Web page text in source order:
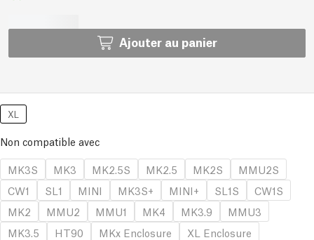
Ajouter au panier
XL
Non compatible avec
MK3S
MK3 MK2.5S MK2.5 MK2S
MMU2S
CW1
SL1 MINI MK3S+ MINI+ SL1S
CW1S
MK2
MMU2 MMU1 MK4 MK3.9
MMU3
MK3.5
HT90 MKx Enclosure
XL Enclosure